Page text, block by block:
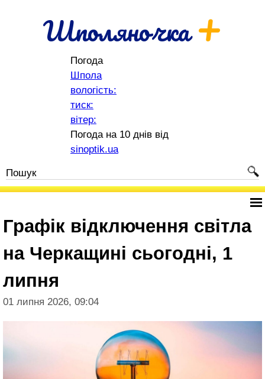
Шполяночка+
Погода
Шпола
вологість:
тиск:
вітер:
Погода на 10 днів від
sinoptik.ua
Графік відключення світла
на Черкащині сьогодні, 1
липня
01 липня 2026, 09:04